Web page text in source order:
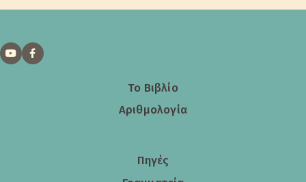
Το Βιβλίο
Αριθμολογία
Πηγές